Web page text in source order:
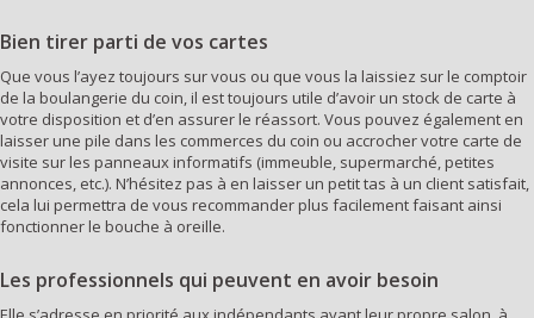
Bien tirer parti de vos cartes
Que vous l’ayez toujours sur vous ou que vous la laissiez sur le comptoir
de la boulangerie du coin, il est toujours utile d’avoir un stock de carte à
votre disposition et d’en assurer le réassort. Vous pouvez également en
laisser une pile dans les commerces du coin ou accrocher votre carte de
visite sur les panneaux informatifs (immeuble, supermarché, petites
annonces, etc.). N’hésitez pas à en laisser un petit tas à un client satisfait,
cela lui permettra de vous recommander plus facilement faisant ainsi
fonctionner le bouche à oreille.
Les professionnels qui peuvent en avoir besoin